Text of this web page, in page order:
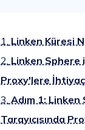
1. Linken Küresi
2. Linken Sphere
Proxy'lere
3. Adım 1: Linken
Tarayıcısında